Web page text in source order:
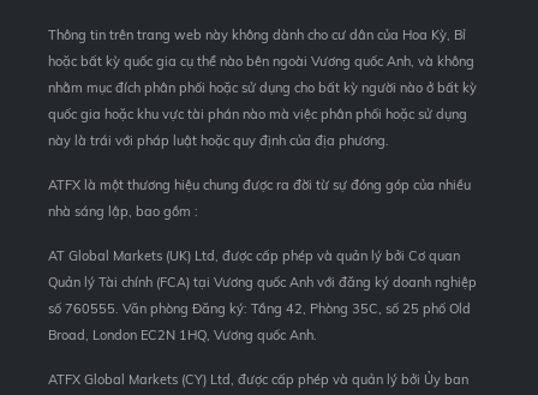
Thông tin trên trang web này không dành cho cư dân của Hoa Kỳ, Bỉ
hoặc bất kỳ quốc gia cụ thể nào bên ngoài Vương quốc Anh, và không
nhằm mục đích phân phối hoặc sử dụng cho bất kỳ người nào ở bất kỳ
quốc gia hoặc khu vực tài phán nào mà việc phân phối hoặc sử dụng
này là trái với pháp luật hoặc quy định của địa phương.
ATFX là một thương hiệu chung được ra đời từ sự đóng góp của nhiều
nhà sáng lập, bao gồm :
AT Global Markets (UK) Ltd, được cấp phép và quản lý bởi Cơ quan
Quản lý Tài chính (FCA) tại Vương quốc Anh với đăng ký doanh nghiệp
số 760555. Văn phòng Đăng ký: Tầng 42, Phòng 35C, số 25 phố Old
Broad, London EC2N 1HQ, Vương quốc Anh.
ATFX Global Markets (CY) Ltd, được cấp phép và quản lý bởi Ủy ban